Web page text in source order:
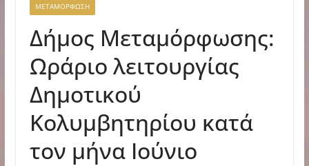
ΜΕΤΑΜΟΡΦΩΣΗ
Δήμος Μεταμόρφωσης:
Ωράριο λειτουργίας
Δημοτικού
Κολυμβητηρίου κατά
τον μήνα Ιούνιο